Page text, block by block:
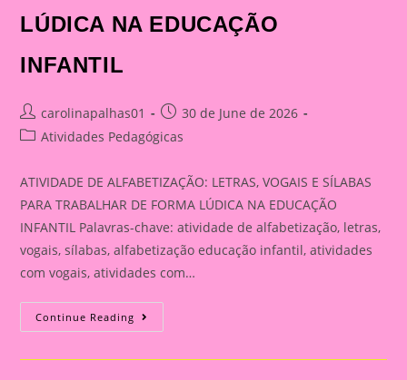
LÚDICA NA EDUCAÇÃO
INFANTIL
Post
author:
carolinapalhas01
Post
published:
30 de June de 2026
PostAtividades Pedagógicas
ATIVIDADE DE ALFABETIZAÇÃO: LETRAS, VOGAIS E SÍLABAS
PARA TRABALHAR DE FORMA LÚDICA NA EDUCAÇÃO
INFANTIL Palavras-chave: atividade de alfabetização, letras,
vogais, sílabas, alfabetização educação infantil, atividades
com vogais, atividades com…
Continue Reading ATIVIDADE
DE
LETRAS,